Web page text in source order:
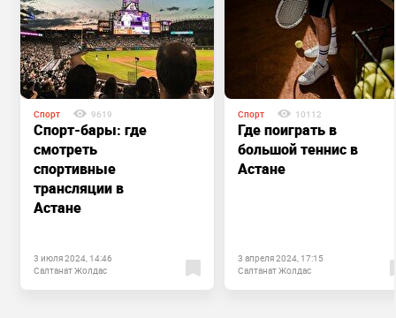
Спорт 9619
Спорт-бары: где
смотреть
спортивные
трансляции в
Астане
3 июля 2024, 14:46
Салтанат Жолдас
Спорт 10112
Где поиграть в
большой теннис в
Астане
3 апреля 2024, 17:15
Салтанат Жолдас